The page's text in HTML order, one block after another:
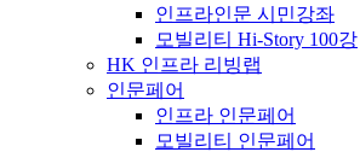
인프라인문 시민강좌
모빌리티 Hi-Story 100강
HK 인프라 리빙랩
인문페어
인프라 인문페어
모빌리티 인문페어